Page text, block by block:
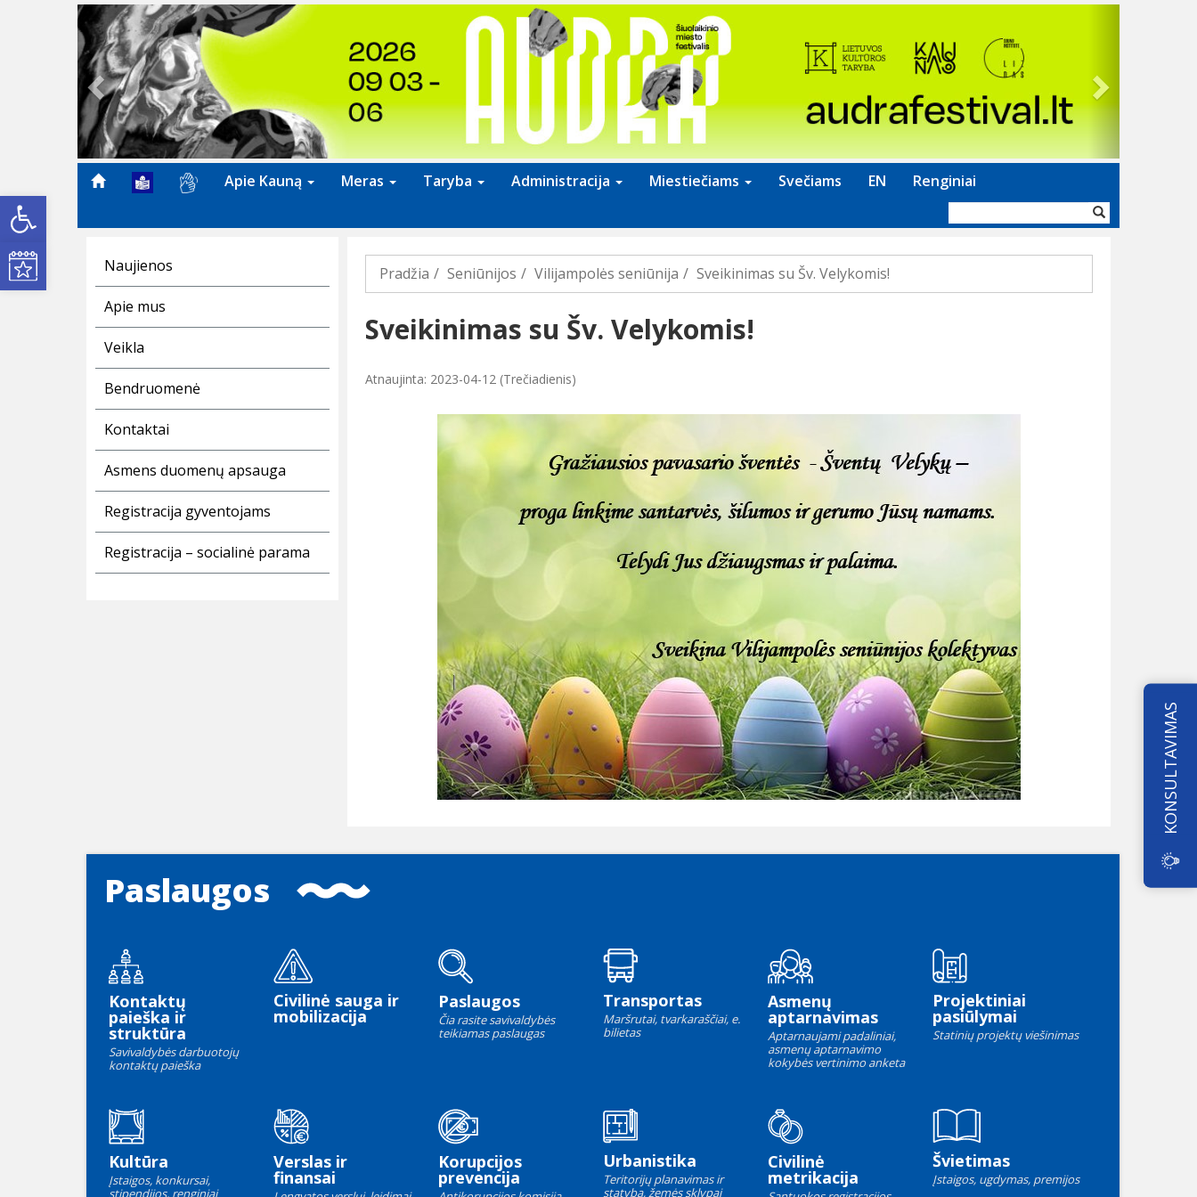
Open toolbar
Kultūros renginiai
Previous
Apie Kauną Meras Taryba Administracija Miestiečiams Svečiams EN Renginiai
forma
Naujienos
Apie mus
Veikla
Bendruomenė
Kontaktai
Asmens duomenų apsauga
Registracija gyventojams
Registracija – socialinė parama
Pradžia Seniūnijos Vilijampolės seniūnija Sveikinimas su Šv. Velykomis!
Sveikinimas su Šv. Velykomis!
Atnaujinta: 2023-04-12 (Trečiadienis)
Paslaugos
Kontaktų
paieška ir
struktūra
Savivaldybės darbuotojų
kontaktų paieška
Civilinė sauga ir
mobilizacija
Paslaugos
Čia rasite savivaldybės
teikiamas paslaugas
Transportas
Maršrutai, tvarkaraščiai, e.
bilietas
Asmenų
aptarnavimas
Aptarnaujami padaliniai,
asmenų aptarnavimo
kokybės vertinimo anketa
Projektiniai
pasiūlymai
Statinių projektų viešinimas
Kultūra
Įstaigos, konkursai,
stipendijos, renginiai
Verslas ir
finansai
Korupcijos
prevencija
Urbanistika
Teritorijų planavimas ir
statyba, žemės sklypai
Civilinė
metrikacija
Švietimas
Įstaigos, ugdymas, premijos
KONSULTAVIMAS